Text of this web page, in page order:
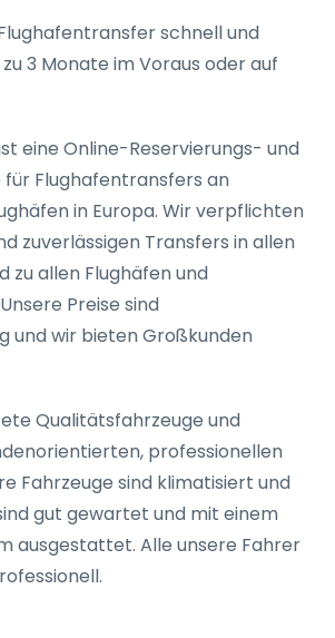
schnell und
3 Monate im Voraus oder auf
eine Online-Reservierungs- und
für Flughafentransfers an
in Europa. Wir verpflichten
zuverlässigen Transfers in allen
zu allen Flughäfen und
Preise sind
und wir bieten Großkunden
Qualitätsfahrzeuge und
professionellen
Fahrzeuge sind klimatisiert und
gut gewartet und mit einem
ausgestattet. Alle unsere Fahrer